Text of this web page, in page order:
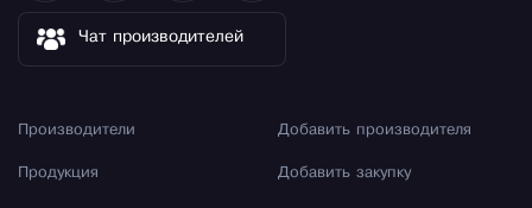
Чат производителей
Производители
Продукция
Добавить производителя
Добавить закупку